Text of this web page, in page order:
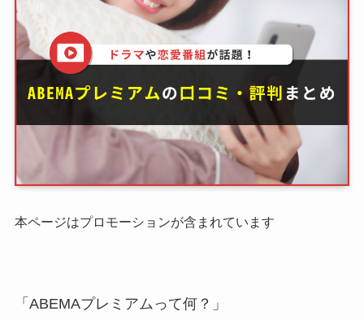
本ページはプロモーションが含まれています
「ABEMAプレミアムって何？」